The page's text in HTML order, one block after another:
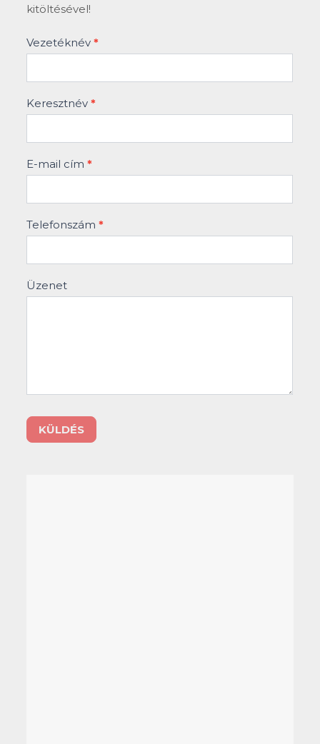
kitöltésével!
Vezetéknév*
Keresztnév*
E-mail cím*
Telefonszám*
Üzenet
KÜLDÉS